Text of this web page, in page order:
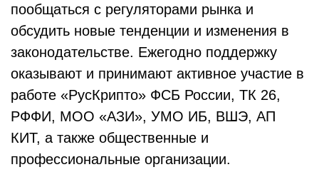
пообщаться с регуляторами рынка и
обсудить новые тенденции и изменения в
законодательстве. Ежегодно поддержку
оказывают и принимают активное участие в
работе «РусКрипто» ФСБ России, ТК 26,
РФФИ, МОО «АЗИ», УМО ИБ, ВШЭ, АП
КИТ, а также общественные и
профессиональные организации.